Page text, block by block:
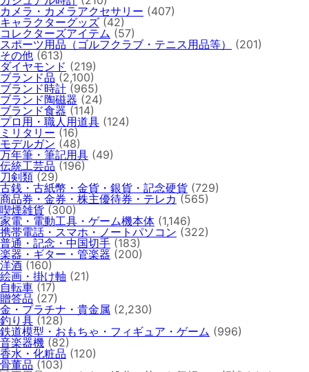
カメラ・カメラアクセサリー (407)
キャラクターグッズ (42)
コレクターズアイテム (57)
スポーツ用品（ゴルフクラブ・テニス用品等）
(201)
その他 (613)
ダイヤモンド (219)
ブランド品 (2,100)
ブランド時計 (965)
ブランド陶磁器 (24)
ブランド食器 (114)
プロ用・職人用道具 (124)
ミリタリー (16)
モデルガン (48)
万年筆・筆記用具 (49)
伝統工芸品 (196)
刀剣類 (29)
古銭・古紙幣・金貨・銀貨・記念硬貨 (729)
商品券・金券・株主優待券・テレカ (565)
喫煙雑貨 (300)
家電・電動工具・ゲーム機本体 (1,146)
携帯電話・スマホ・ノートパソコン (322)
普通・記念・中国切手 (183)
楽器・ギター・管楽器 (200)
洋酒 (160)
絵画・掛け軸 (21)
自転車 (17)
贈答品 (27)
金・プラチナ・貴金属 (2,230)
釣り具 (128)
鉄道模型・おもちゃ・フィギュア・ゲーム (996)
音楽器機 (82)
香水・化粧品 (120)
骨董品 (103)